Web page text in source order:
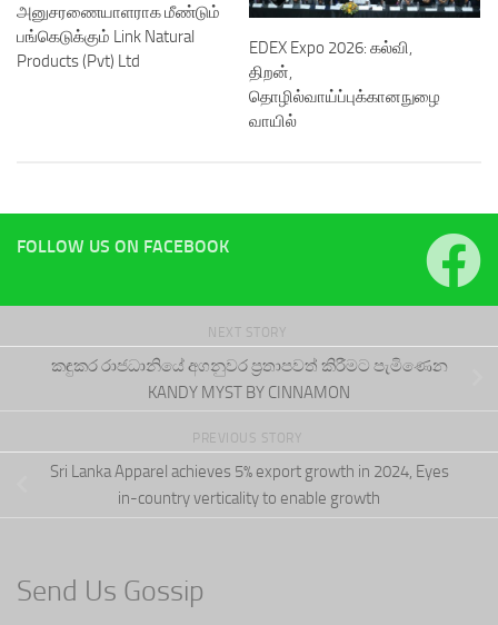
அனுசரணையாளராக மீண்டும்
பங்கெடுக்கும் Link Natural
Products (Pvt) Ltd
EDEX Expo 2026: கல்வி,
திறன்,
தொழில்வாய்ப்புக்கானநுழை
வாயில்
FOLLOW US ON FACEBOOK
NEXT STORY
කඳුකර රාජධානියේ අගනුවර ප්‍රතාපවත් කිරීමට පැමිණෙන
KANDY MYST BY CINNAMON
PREVIOUS STORY
Sri Lanka Apparel achieves 5% export growth in 2024, Eyes
in-country verticality to enable growth
Send Us Gossip